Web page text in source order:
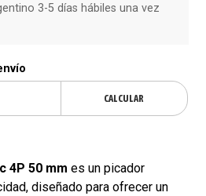
3-5 días hábiles una vez
CALCULAR
4P 50 mm es un picador
diseñado para ofrecer un